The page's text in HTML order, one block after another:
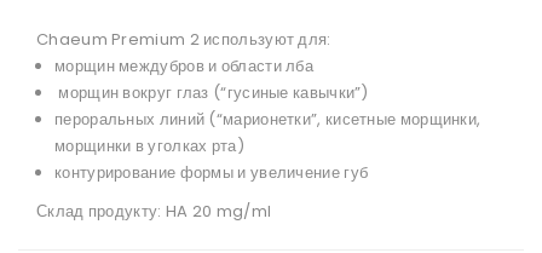
Chaeum Premium 2 используют для:
морщин междубров и области лба
морщин вокруг глаз (“гусиные кавычки”)
пероральных линий (“марионетки”, кисетные морщинки,
морщинки в уголках рта)
контурирование формы и увеличение губ
Склад продукту: HA 20 mg/ml